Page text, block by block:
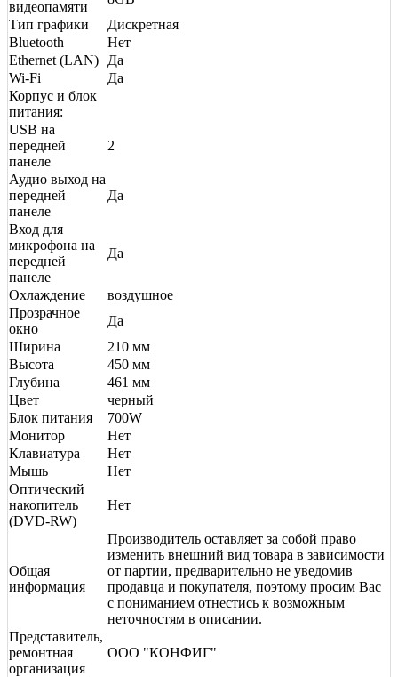
видеопамяти
Тип графики
Дискретная
Bluetooth
Нет
Ethernet (LAN)
Да
Wi-Fi
Да
Корпус и блок
питания:
USB на
передней
панеле
2
Аудио выход на
передней
панеле
Да
Вход для
микрофона на
передней
панеле
Да
Охлаждение
воздушное
Прозрачное
окно
Да
Ширина
210 мм
Высота
450 мм
Глубина
461 мм
Цвет
черный
Блок питания
700W
Монитор
Нет
Клавиатура
Нет
Мышь
Нет
Оптический
накопитель
(DVD-RW)
Нет
Общая
информация
Производитель оставляет за собой право
изменить внешний вид товара в зависимости
от партии, предварительно не уведомив
продавца и покупателя, поэтому просим Вас
с пониманием отнестись к возможным
неточностям в описании.
Представитель,
ремонтная
организация
ООО "КОНФИГ"